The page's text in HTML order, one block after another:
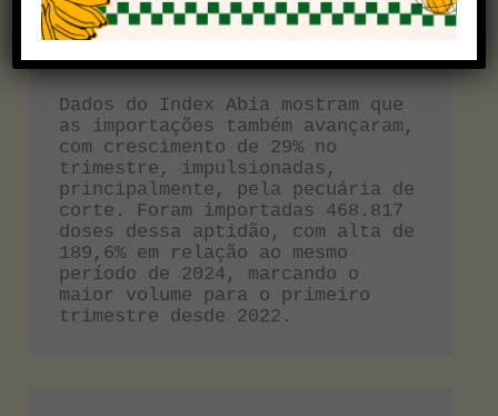
informa Lilian.
Dados do Index Abia mostram que
as importações também avançaram,
com crescimento de 29% no
trimestre, impulsionadas,
principalmente, pela pecuária de
corte. Foram importadas 468.817
doses dessa aptidão, com alta de
189,6% em relação ao mesmo
período de 2024, marcando o
maior volume para o primeiro
trimestre desde 2022.